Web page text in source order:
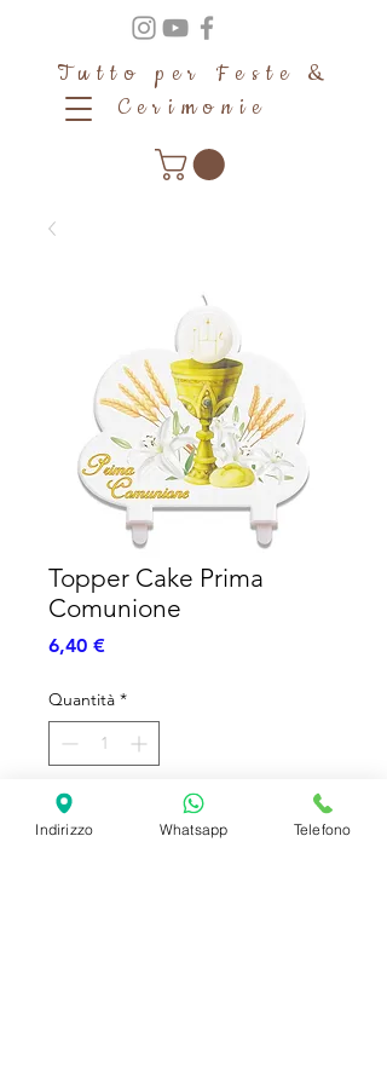
Tutto per Feste &
Cerimonie
Topper Cake Prima
Comunione
6,40 €Prezzo
Quantità *
Aggiungi al carrello
Indirizzo Whatsapp Telefono